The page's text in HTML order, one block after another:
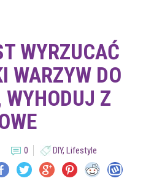
WYRZUCAĆ
WARZYW DO
Z
0 DIY, Lifestyle